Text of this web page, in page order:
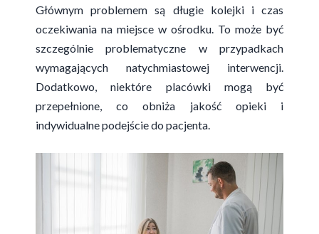
Głównym problemem są długie kolejki i czas
oczekiwania na miejsce w ośrodku. To może być
szczególnie problematyczne w przypadkach
wymagających natychmiastowej interwencji.
Dodatkowo, niektóre placówki mogą być
przepełnione, co obniża jakość opieki i
indywidualne podejście do pacjenta.